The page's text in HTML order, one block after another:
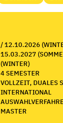
/ 12.10.2026
15.03.2027
(WINTER)
4 SEMESTER
VOLLZEIT, DUALES
INTERNATIONAL
MASTER